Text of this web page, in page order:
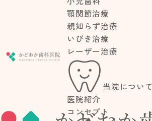
顎関節治療
親知らず治療
いびき治療
レーザー治療
当院について
医院紹介
コンセプト